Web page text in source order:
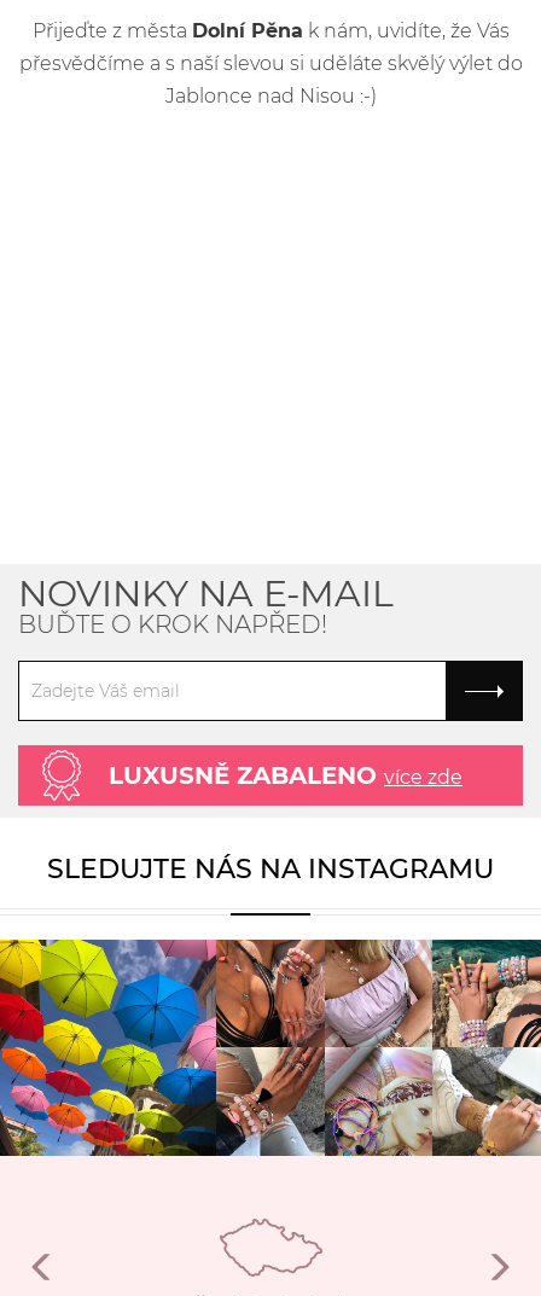
Přijeďte z města Dolní Pěna k nám, uvidíte, že Vás
přesvědčíme a s naší slevou si uděláte skvělý výlet do
Jablonce nad Nisou :-)
NOVINKY NA E-MAIL
BUĎTE O KROK NAPŘED!
LUXUSNĚ ZABALENO více zde
SLEDUJTE NÁS NA INSTAGRAMU